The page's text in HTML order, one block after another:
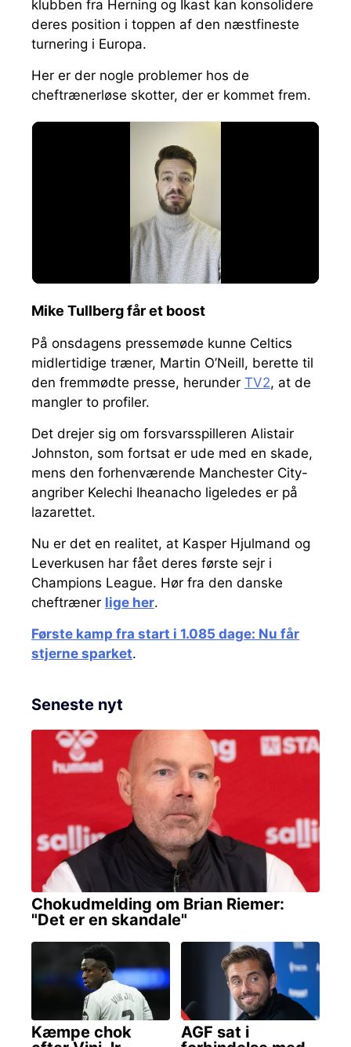
klubben fra Herning og Ikast kan konsolidere
deres position i toppen af den næstfineste
turnering i Europa.
Her er der nogle problemer hos de
cheftrænerløse skotter, der er kommet frem.
Mike Tullberg får et boost
På onsdagens pressemøde kunne Celtics
midlertidige træner, Martin O’Neill, berette til
den fremmødte presse, herunder TV2, at de
mangler to profiler.
Det drejer sig om forsvarsspilleren Alistair
Johnston, som fortsat er ude med en skade,
mens den forhenværende Manchester City-
angriber Kelechi Iheanacho ligeledes er på
lazarettet.
Nu er det en realitet, at Kasper Hjulmand og
Leverkusen har fået deres første sejr i
Champions League. Hør fra den danske
cheftræner lige her.
Første kamp fra start i 1.085 dage: Nu får
stjerne sparket.
Seneste nyt